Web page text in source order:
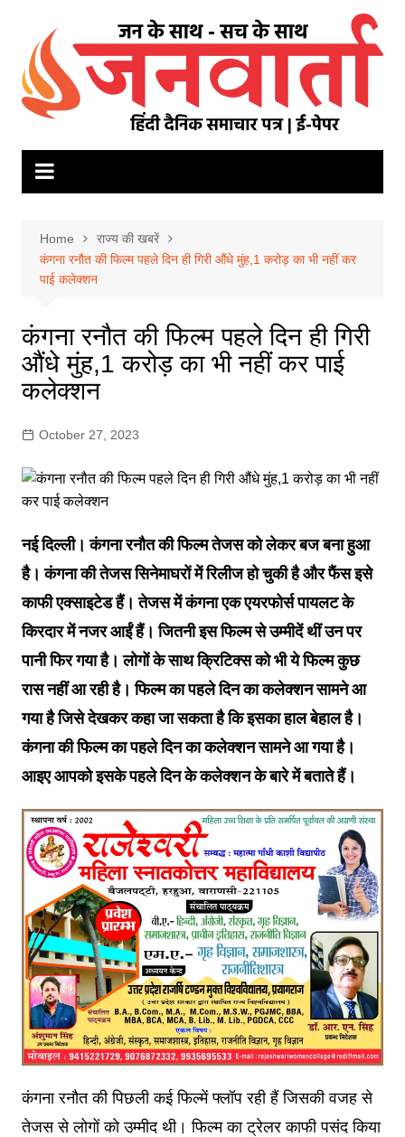
content
Home
राज्य की खबरें
कंगना रनौत की फिल्म पहले दिन ही गिरी औंधे मुंह,1 करोड़ का भी नहीं कर
पाई कलेक्शन
कंगना रनौत की फिल्म पहले दिन ही गिरी
औंधे मुंह,1 करोड़ का भी नहीं कर पाई
कलेक्शन
October 27, 2023
नई दिल्ली। कंगना रनौत की फिल्म तेजस को लेकर बज बना हुआ
है। कंगना की तेजस सिनेमाघरों में रिलीज हो चुकी है और फैंस इसे
काफी एक्साइटेड हैं। तेजस में कंगना एक एयरफोर्स पायलट के
किरदार में नजर आईं हैं। जितनी इस फिल्म से उम्मीदें थीं उन पर
पानी फिर गया है। लोगों के साथ क्रिटिक्स को भी ये फिल्म कुछ
रास नहीं आ रही है। फिल्म का पहले दिन का कलेक्शन सामने आ
गया है जिसे देखकर कहा जा सकता है कि इसका हाल बेहाल है।
कंगना की फिल्म का पहले दिन का कलेक्शन सामने आ गया है।
आइए आपको इसके पहले दिन के कलेक्शन के बारे में बताते हैं।
कंगना रनौत की पिछली कई फिल्में फ्लॉप रही हैं जिसकी वजह से
तेजस से लोगों को उम्मीद थी। फिल्म का ट्रेलर काफी पसंद किया